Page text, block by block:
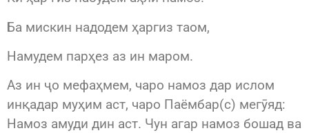
Ба мискин надодем ҳаргиз таом,
Намудем парҳез аз ин маром.
Аз ин ҷо мефаҳмем, чаро намоз дар ислом
инқадар муҳим аст, чаро Паёмбар(с) мегӯяд:
Намоз амуди дин аст. Чун агар намоз бошад ва